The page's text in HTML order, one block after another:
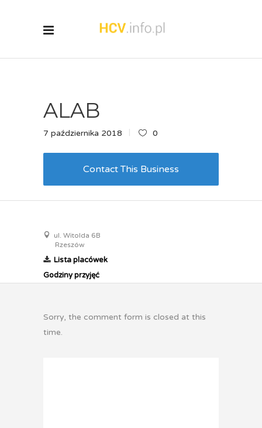
ALAB
7 października 2018 0
Contact This Business
ul. Witolda 6B
Rzeszów
Lista placówek
Godziny przyjęć
Sorry, the comment form is closed at this
time.